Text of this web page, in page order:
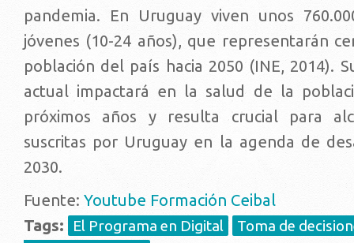
pandemia. En Uruguay viven unos
jóvenes (10-24 años), que representarán
población del país hacia 2050 (INE, 2014).
actual impactará en la salud de la
próximos años y resulta crucial para
suscritas por Uruguay en la agenda de
2030.
Fuente: Youtube Formación Ceibal
Tags:
El Programa en Digital
Toma de